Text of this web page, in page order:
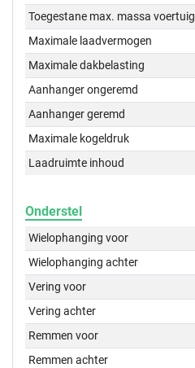
Toegestane max. massa voertuig
Maximale laadvermogen
Maximale dakbelasting
Aanhanger ongeremd
Aanhanger geremd
Maximale kogeldruk
Laadruimte inhoud
Onderstel
Wielophanging voor
Wielophanging achter
Vering voor
Vering achter
Remmen voor
Remmen achter